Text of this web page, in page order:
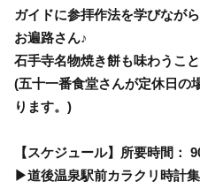
ガイドに参拝作法を学びなが
お遍路さん♪
石手寺名物焼き餅も味わうこと
(五十一番食堂さんが定休日の
ります。)
【スケジュール】所要時間：
▶道後温泉駅前カラクリ時計